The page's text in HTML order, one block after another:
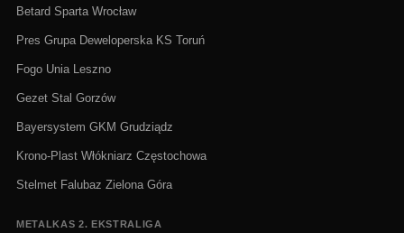
Betard Sparta Wrocław
Pres Grupa Deweloperska KS Toruń
Fogo Unia Leszno
Gezet Stal Gorzów
Bayersystem GKM Grudziądz
Krono-Plast Włókniarz Częstochowa
Stelmet Falubaz Zielona Góra
METALKAS 2. EKSTRALIGA